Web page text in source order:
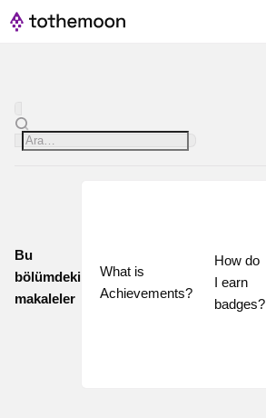
Bu
bölümdeki
makaleler
What is
Achievements?
How do
I earn
badges?